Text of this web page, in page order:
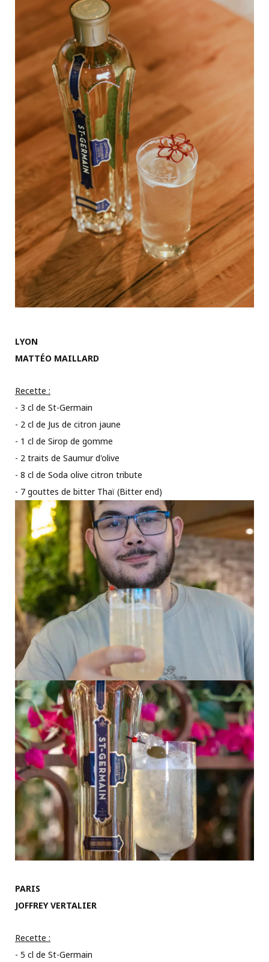
LYON
MATTÉO MAILLARD
Recette :
- 3 cl de St-Germain
- 2 cl de Jus de citron jaune
- 1 cl de Sirop de gomme
- 2 traits de Saumur d'olive
- 8 cl de Soda olive citron tribute
- 7 gouttes de bitter Thaï (Bitter end)
PARIS
JOFFREY VERTALIER
Recette :
- 5 cl de St-Germain